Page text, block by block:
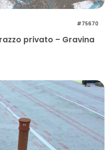
#75670
privato – Gravina